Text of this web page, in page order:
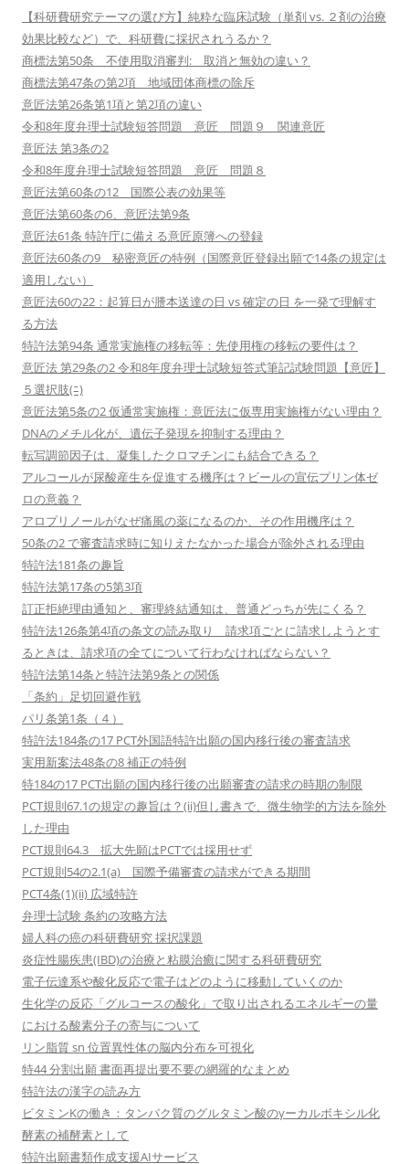
【科研費研究テーマの選び方】純粋な臨床試験（単剤 vs. ２剤の治療
効果比較など）で、科研費に採択されうるか？
商標法第50条 不使用取消審判: 取消と無効の違い？
商標法第47条の第2項 地域団体商標の除斥
意匠法第26条第1項と第2項の違い
令和8年度弁理士試験短答問題 意匠 問題９ 関連意匠
意匠法 第3条の2
令和8年度弁理士試験短答問題 意匠 問題８
意匠法第60条の12 国際公表の効果等
意匠法第60条の6、意匠法第9条
意匠法61条 特許庁に備える意匠原簿への登録
意匠法60条の9 秘密意匠の特例（国際意匠登録出願で14条の規定は
適用しない）
意匠法60の22：起算日が謄本送達の日 vs 確定の日 を一発で理解す
る方法
特許法第94条 通常実施権の移転等：先使用権の移転の要件は？
意匠法 第29条の2 令和8年度弁理士試験短答式筆記試験問題【意匠】
５選択肢(ﾆ)
意匠法第5条の2 仮通常実施権：意匠法に仮専用実施権がない理由？
DNAのメチル化が、遺伝子発現を抑制する理由？
転写調節因子は、凝集したクロマチンにも結合できる？
アルコールが尿酸産生を促進する機序は？ビールの宣伝プリン体ゼ
ロの意義？
アロプリノールがなぜ痛風の薬になるのか、その作用機序は？
50条の2 で審査請求時に知りえたなかった場合が除外される理由
特許法181条の趣旨
特許法第17条の5第3項
訂正拒絶理由通知と、審理終結通知は、普通どっちが先にくる？
特許法126条第4項の条文の読み取り 請求項ごとに請求しようとす
るときは、請求項の全てについて行わなければならない？
特許法第14条と特許法第9条との関係
「条約」足切回避作戦
パリ条第1条（４）
特許法184条の17 PCT外国語特許出願の国内移行後の審査請求
実用新案法48条の8 補正の特例
特184の17 PCT出願の国内移行後の出願審査の請求の時期の制限
PCT規則67.1の規定の趣旨は？(ii)但し書きで、微生物学的方法を除外
した理由
PCT規則64.3 拡大先願はPCTでは採用せず
PCT規則54の2.1(a) 国際予備審査の請求ができる期間
PCT4条(1)(ii) 広域特許
弁理士試験 条約の攻略方法
婦人科の癌の科研費研究 採択課題
炎症性腸疾患(IBD)の治療と粘膜治癒に関する科研費研究
電子伝達系や酸化反応で電子はどのように移動していくのか
生化学の反応「グルコースの酸化」で取り出されるエネルギーの量
における酸素分子の寄与について
リン脂質 sn 位置異性体の脳内分布を可視化
特44 分割出願 書面再提出要不要の網羅的なまとめ
特許法の漢字の読み方
ビタミンKの働き：タンパク質のグルタミン酸のγーカルボキシル化
酵素の補酵素として
特許出願書類作成支援AIサービス